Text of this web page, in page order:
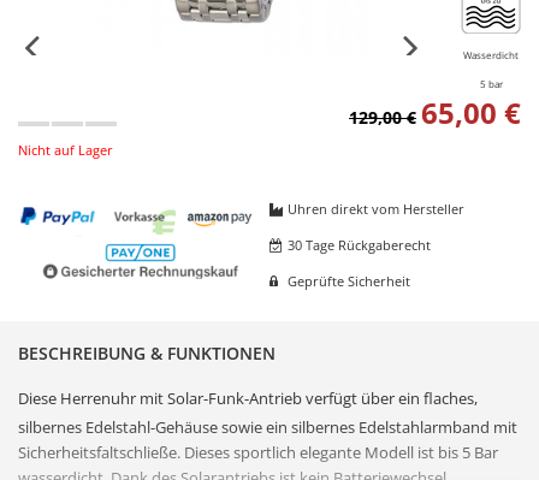
Wasserdicht
5 bar
129,00 € 65,00 €
Nicht auf Lager
Uhren direkt vom Hersteller
30 Tage Rückgaberecht
Geprüfte Sicherheit
BESCHREIBUNG & FUNKTIONEN
Diese Herrenuhr mit Solar-Funk-Antrieb verfügt über ein flaches,
silbernes Edelstahl-Gehäuse sowie ein silbernes Edelstahlarmband mit
Sicherheitsfaltschließe. Dieses sportlich elegante Modell ist bis 5 Bar